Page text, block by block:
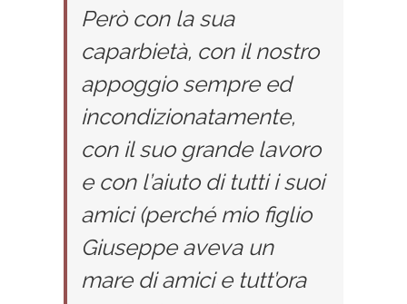
Però con la sua
caparbietà, con il nostro
appoggio sempre ed
incondizionatamente,
con il suo grande lavoro
e con l’aiuto di tutti i suoi
amici (perché mio figlio
Giuseppe aveva un
mare di amici e tutt’ora